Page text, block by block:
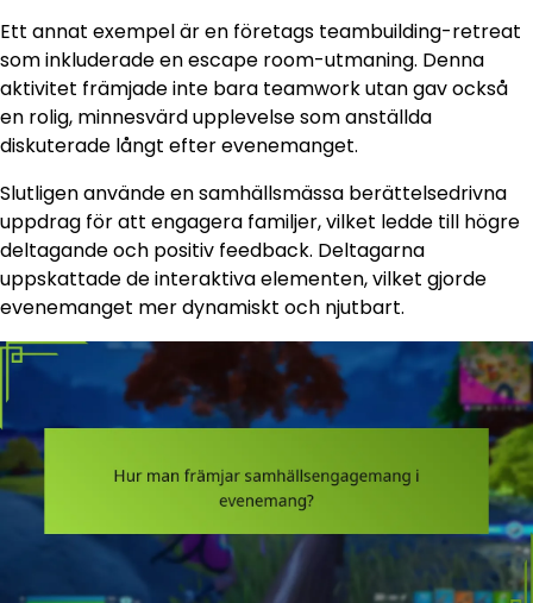
Ett annat exempel är en företags teambuilding-retreat
som inkluderade en escape room-utmaning. Denna
aktivitet främjade inte bara teamwork utan gav också
en rolig, minnesvärd upplevelse som anställda
diskuterade långt efter evenemanget.
Slutligen använde en samhällsmässa berättelsedrivna
uppdrag för att engagera familjer, vilket ledde till högre
deltagande och positiv feedback. Deltagarna
uppskattade de interaktiva elementen, vilket gjorde
evenemanget mer dynamiskt och njutbart.